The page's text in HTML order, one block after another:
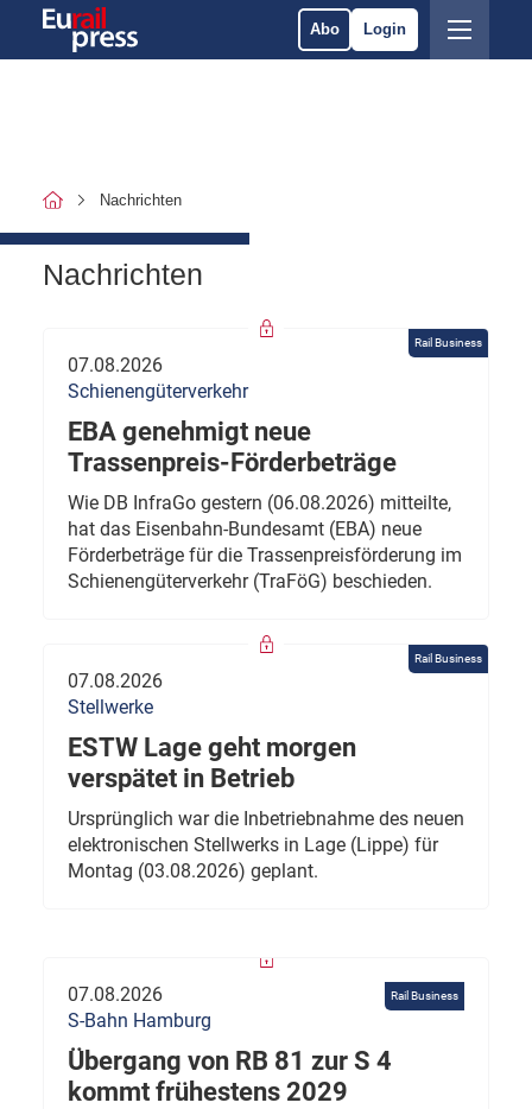
Abo Login
Nachrichten
Nachrichten
Rail Business
07.08.2026
Schienengüterverkehr
EBA genehmigt neue
Trassenpreis-Förderbeträge
Wie DB InfraGo gestern (06.08.2026) mitteilte,
hat das Eisenbahn-Bundesamt (EBA) neue
Förderbeträge für die Trassenpreisförderung im
Schienengüterverkehr (TraFöG) beschieden.
Rail Business
07.08.2026
Stellwerke
ESTW Lage geht morgen
verspätet in Betrieb
Ursprünglich war die Inbetriebnahme des neuen
elektronischen Stellwerks in Lage (Lippe) für
Montag (03.08.2026) geplant.
Rail Business
07.08.2026
S-Bahn Hamburg
Übergang von RB 81 zur S 4
kommt frühestens 2029